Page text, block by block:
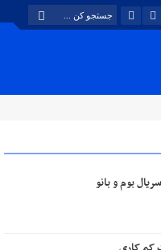
بوم و بانو